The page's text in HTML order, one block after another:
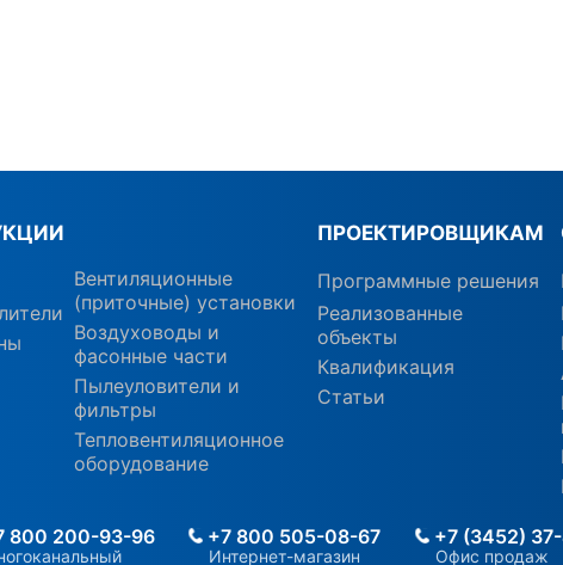
Вентиляционные
(приточные) установки
Воздуховоды и
фасонные части
Пылеуловители и
фильтры
Тепловентиляционное
оборудование
ПРОЕКТИРОВЩИКАМ
Программные решения
Реализованные
объекты
Квалификация
Статьи
800 200-93-96 +7 800 505-08-67
Интернет-магазин
+7 (3452)
Офис продаж